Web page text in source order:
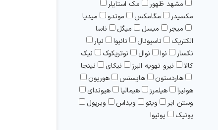
مشهد ظهور
مک استایلر
مکسیدر
مگامکس موندو
ميديا
میجر
میسل میگل
ناسا
الکتریک
ناسیونال نانیوا
نپار
نکسار
نوا نوال نوتریکوک
نيک
کالا
نیرو تهویه البرز نیکای
نینجا
هاردستون
هایسنس
هوریون
هونیرا
هیلمرز هیمالیا
هیوندای
وستن ایر
ویتو ویداس
ویرپول
یونیک
یونیوا